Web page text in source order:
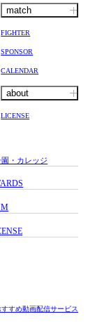
match
FIGHTER
SPONSOR
CALENDAR
about
LICENSE
・カレッジ
すすめ動画配信サービス